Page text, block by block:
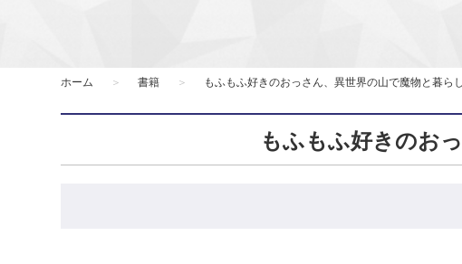
ホーム 書籍 もふもふ好きのおっさん、異世界の山で魔物と暮ら
もふもふ好きのお